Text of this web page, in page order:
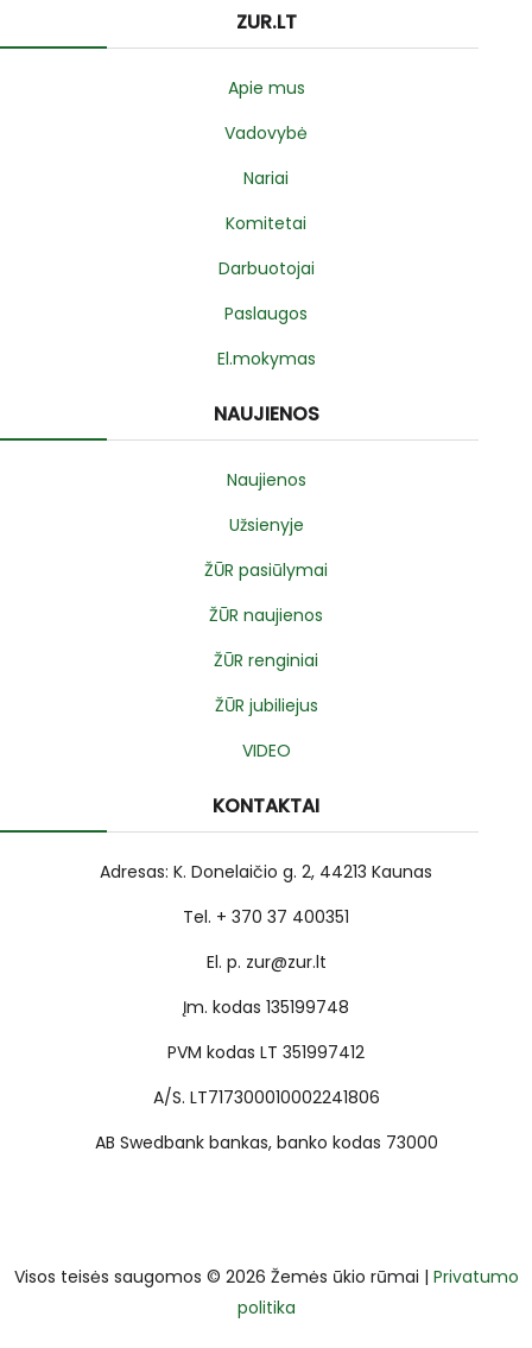
ZUR.LT
Apie mus
Vadovybė
Nariai
Komitetai
Darbuotojai
Paslaugos
El.mokymas
NAUJIENOS
Naujienos
Užsienyje
ŽŪR pasiūlymai
ŽŪR naujienos
ŽŪR renginiai
ŽŪR jubiliejus
VIDEO
KONTAKTAI
Adresas: K. Donelaičio g. 2, 44213 Kaunas
Tel. + 370 37 400351
El. p. zur@zur.lt
Įm. kodas 135199748
PVM kodas LT 351997412
A/S. LT717300010002241806
AB Swedbank bankas, banko kodas 73000
Visos teisės saugomos © 2026 Žemės ūkio rūmai | Privatumo
politika